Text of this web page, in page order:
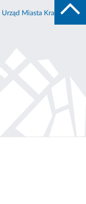
Urząd Miasta Krakowa